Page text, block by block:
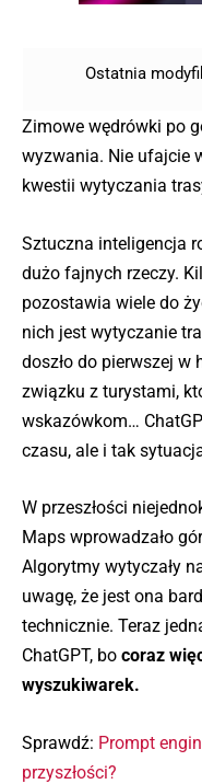
Ostatnia
Zimowe wędrówki po
wyzwania. Nie ufajcie
kwestii wytyczania
Sztuczna inteligencja
dużo fajnych rzeczy.
pozostawia wiele do
nich jest wytyczanie
doszło do pierwszej w
związku z turystami,
wskazówkom…
czasu, ale i tak
W przeszłości
Maps wprowadzało
Algorytmy wytyczały
uwagę, że jest ona
technicznie. Teraz
ChatGPT, bo coraz
wyszukiwarek.
Sprawdź: Prompt
przyszłości?